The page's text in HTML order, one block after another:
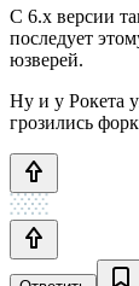
С 6.x версии
последует
юзверей.
Ну и у Рокета
грозились